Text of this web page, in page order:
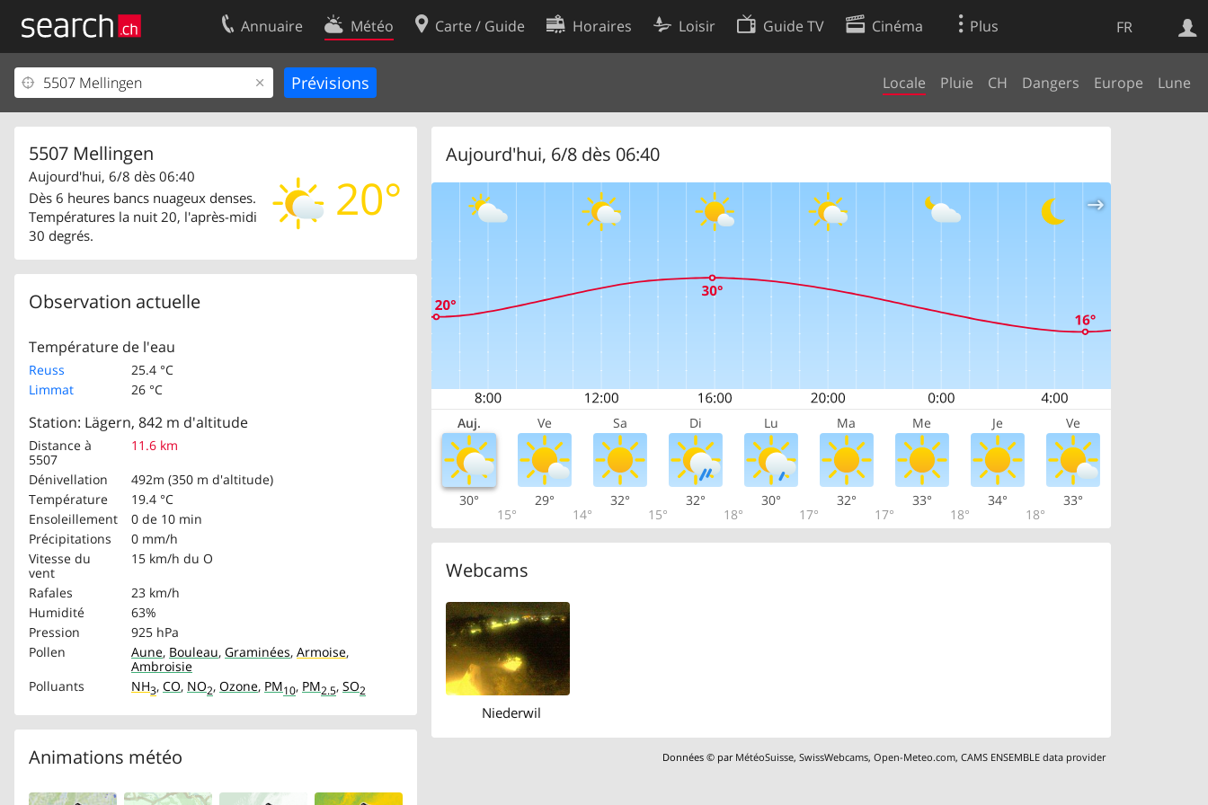
FR
Annuaire Météo Carte / Guide Horaires Loisir Guide TV Cinéma Plus
Locale Pluie CH Dangers Europe Lune
5507 Mellingen
20°
Aujourd'hui, 6/8 dès 06:40
Dès 6 heures bancs nuageux denses.
Températures la nuit 20, l'après-midi
30 degrés.
Observation actuelle
Température de l'eau
Reuss
25.4 °C
Limmat
26 °C
Station: Lägern, 842 m d'altitude
Distance à
5507
11.6 km
Dénivellation
492m (350 m d'altitude)
Température
19.4 °C
Ensoleillement
0 de 10 min
Précipitations
0 mm/h
Vitesse du
vent
15 km/h du O
Rafales
23 km/h
Humidité
63%
Pression
925 hPa
Pollen
Aune, Bouleau, Graminées, Armoise,
Ambroisie
Polluants
NH3, CO, NO2, Ozone, PM10, PM2.5, SO2
Animations météo
Aujourd'hui, 6/8 dès 06:40
Auj. Ve Sa Di Lu Ma Me Je Ve
30°
15°
29°
14°
32°
15°
32°
18°
30°
17°
32°
17°
33°
18°
34°
18°
33°
Webcams
Niederwil
Données © par MétéoSuisse,SwissWebcams,Open-Meteo.com,CAMS ENSEMBLE data provider
Web
Votre inscription
Centre clients
Mentions Légales
Contact
Conditions d’utilisation
Préférences de cookies